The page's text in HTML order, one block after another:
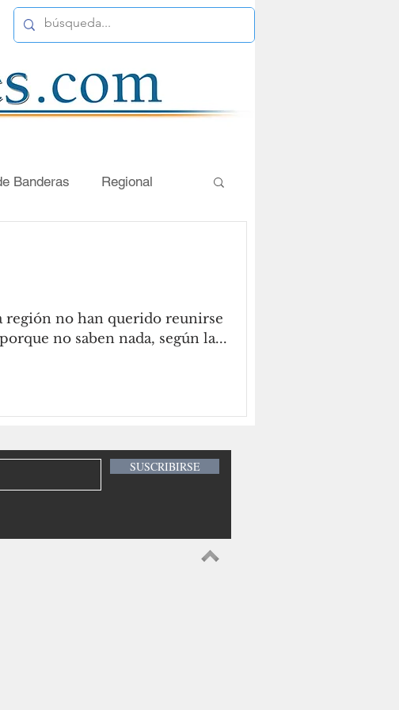
Banderas Regional
región no han querido reunirse
no saben nada, según la...
SUSCRIBIRSE